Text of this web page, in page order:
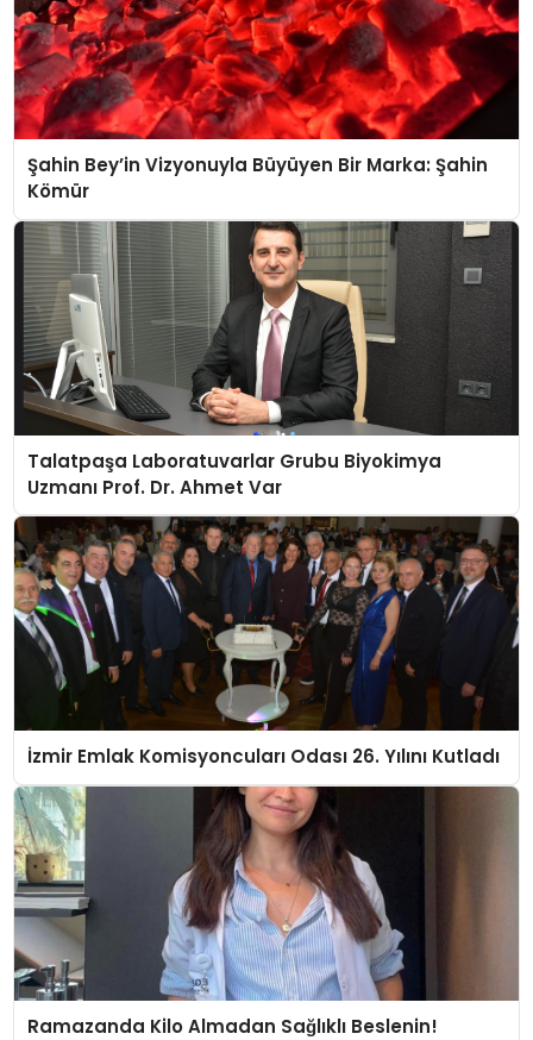
Şahin Bey’in Vizyonuyla Büyüyen Bir Marka: Şahin
Kömür
Talatpaşa Laboratuvarlar Grubu Biyokimya
Uzmanı Prof. Dr. Ahmet Var
İzmir Emlak Komisyoncuları Odası 26. Yılını Kutladı
Ramazanda Kilo Almadan Sağlıklı Beslenin!